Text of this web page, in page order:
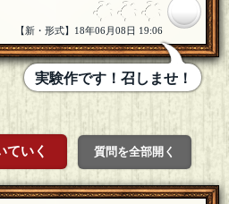
【新・形式】18年06月08日 19:06
実験作です！召しませ！
ていく 質問を全部開く